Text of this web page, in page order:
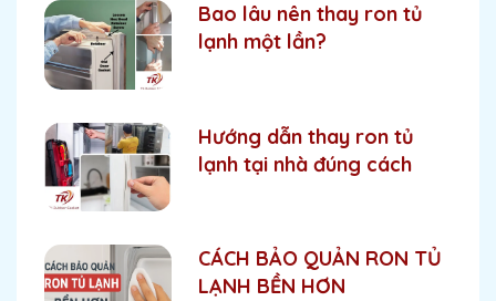
Bao lâu nên thay ron tủ
lạnh một lần?
Hướng dẫn thay ron tủ
lạnh tại nhà đúng cách
CÁCH BẢO QUẢN RON TỦ
LẠNH BỀN HƠN